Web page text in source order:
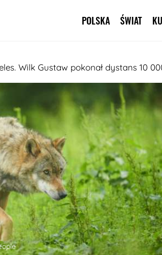
Pomiń nawigację
POLSKA ŚWIAT
Wilk Gustaw pokonał dystans 10